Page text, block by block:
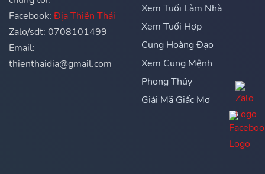
Facebook: Địa Thiên Thái
Zalo/sdt: 0708101499
Email:
thienthaidia@gmail.com
Xem Tuổi Làm Nhà
Xem Tuổi Hợp
Cung Hoàng Đạo
Xem Cung Mệnh
Phong Thủy
Giải Mã Giấc Mơ